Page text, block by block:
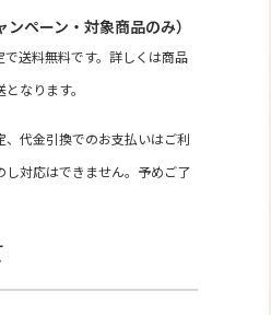
ペーン・対象商品のみ）
送料無料です。詳しくは商品
なります。
代金引換でのお支払いはご利
対応はできません。予めご了